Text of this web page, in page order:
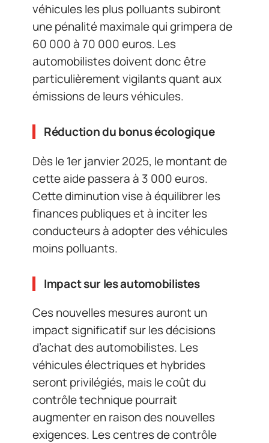
véhicules les plus polluants subiront
une pénalité maximale qui grimpera de
60 000 à 70 000 euros. Les
automobilistes doivent donc être
particulièrement vigilants quant aux
émissions de leurs véhicules.
Réduction du bonus écologique
Dès le 1er janvier 2025, le montant de
cette aide passera à 3 000 euros.
Cette diminution vise à équilibrer les
finances publiques et à inciter les
conducteurs à adopter des véhicules
moins polluants.
Impact sur les automobilistes
Ces nouvelles mesures auront un
impact significatif sur les décisions
d’achat des automobilistes. Les
véhicules électriques et hybrides
seront privilégiés, mais le coût du
contrôle technique pourrait
augmenter en raison des nouvelles
exigences. Les centres de contrôle